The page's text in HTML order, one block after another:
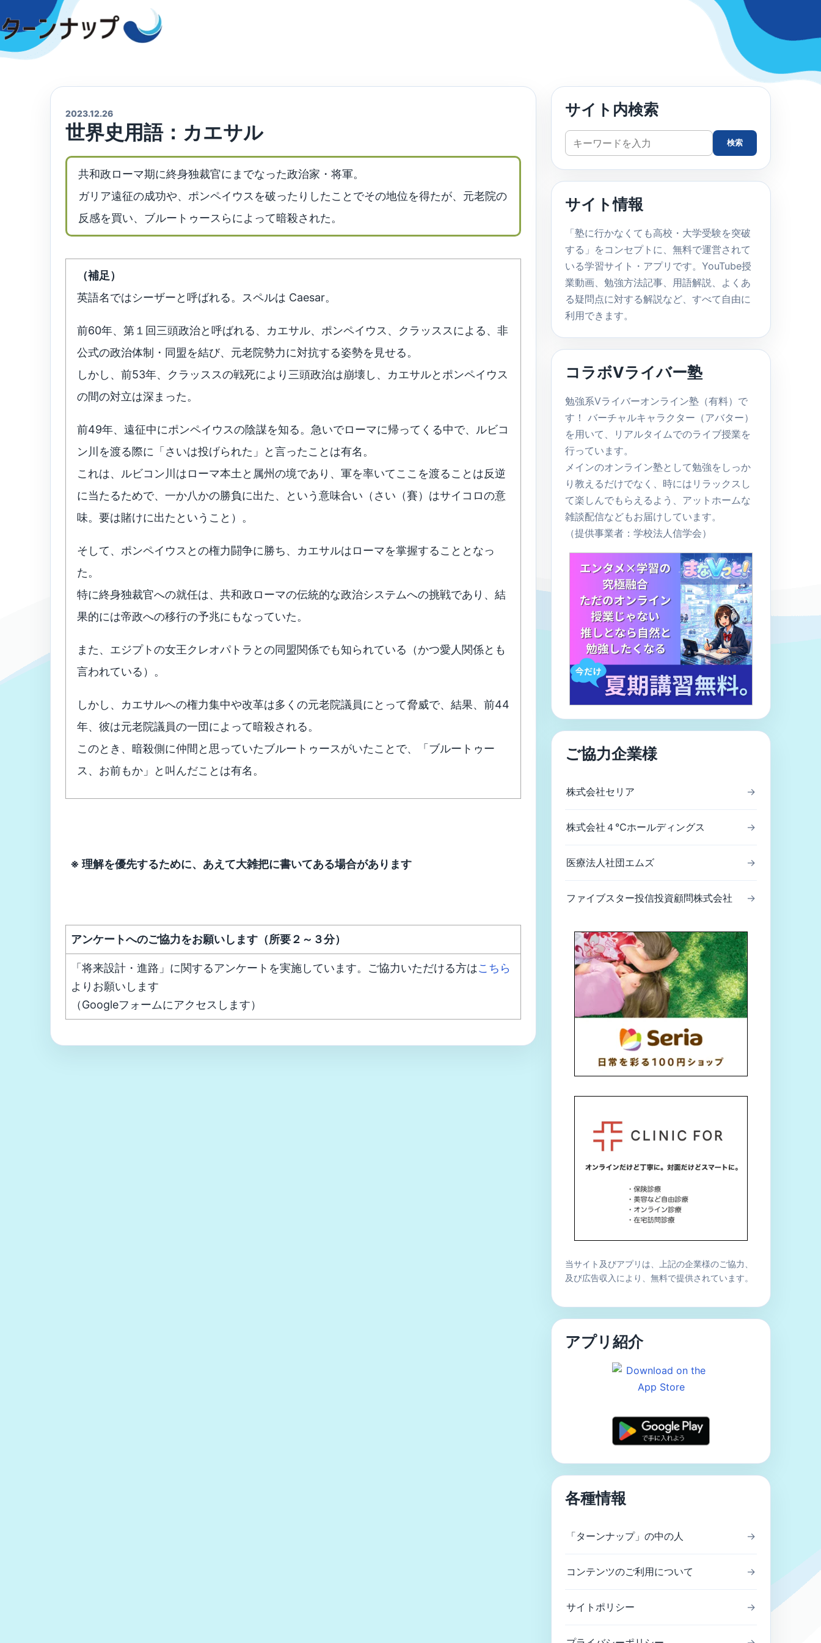
to
content
2023.12.26
世界史用語：カエサル
共和政ローマ期に終身独裁官にまでなった政治家・将軍。
ガリア遠征の成功や、ポンペイウスを破ったりしたことでその地位を得たが、元老院の
反感を買い、ブルートゥースらによって暗殺された。
（補足）
英語名ではシーザーと呼ばれる。スペルは Caesar。
前60年、第１回三頭政治と呼ばれる、カエサル、ポンペイウス、クラッススによる、非
公式の政治体制・同盟を結び、元老院勢力に対抗する姿勢を見せる。
しかし、前53年、クラッススの戦死により三頭政治は崩壊し、カエサルとポンペイウス
の間の対立は深まった。
前49年、遠征中にポンペイウスの陰謀を知る。急いでローマに帰ってくる中で、ルビコ
ン川を渡る際に「さいは投げられた」と言ったことは有名。
これは、ルビコン川はローマ本土と属州の境であり、軍を率いてここを渡ることは反逆
に当たるためで、一か八かの勝負に出た、という意味合い（さい（賽）はサイコロの意
味。要は賭けに出たということ）。
そして、ポンペイウスとの権力闘争に勝ち、カエサルはローマを掌握することとなっ
た。
特に終身独裁官への就任は、共和政ローマの伝統的な政治システムへの挑戦であり、結
果的には帝政への移行の予兆にもなっていた。
また、エジプトの女王クレオパトラとの同盟関係でも知られている（かつ愛人関係とも
言われている）。
しかし、カエサルへの権力集中や改革は多くの元老院議員にとって脅威で、結果、前44
年、彼は元老院議員の一団によって暗殺される。
このとき、暗殺側に仲間と思っていたブルートゥースがいたことで、「ブルートゥー
ス、お前もか」と叫んだことは有名。
※ 理解を優先するために、あえて大雑把に書いてある場合があります
アンケートへのご協力をお願いします（所要２～３分）
「将来設計・進路」に関するアンケートを実施しています。ご協力いただける方はこちら
よりお願いします
（Googleフォームにアクセスします）
サイト内検索
サ
イ
ト
検
検索
サイト情報
「塾に行かなくても高校・大学受験を突破
する」をコンセプトに、無料で運営されて
いる学習サイト・アプリです。YouTube授
業動画、勉強方法記事、用語解説、よくあ
る疑問点に対する解説など、すべて自由に
利用できます。
コラボVライバー塾
勉強系Vライバーオンライン塾（有料）で
す！ バーチャルキャラクター（アバター）
を用いて、リアルタイムでのライブ授業を
行っています。
メインのオンライン塾として勉強をしっか
り教えるだけでなく、時にはリラックスし
て楽しんでもらえるよう、アットホームな
雑談配信などもお届けしています。
（提供事業者：学校法人信学会）
ご協力企業様
株式会社セリア →
株式会社４℃ホールディングス →
医療法人社団エムズ →
ファイブスター投信投資顧問株式会社 →
当サイト及びアプリは、上記の企業様のご協力、
及び広告収入により、無料で提供されています。
アプリ紹介
各種情報
「ターンナップ」の中の人 →
コンテンツのご利用について →
サイトポリシー →